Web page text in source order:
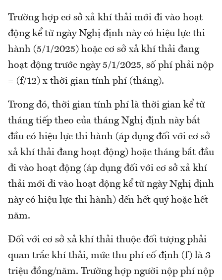
Trường hợp cơ sở xả khí thải mới đi vào hoạt
động kể từ ngày Nghị định này có hiệu lực thi
hành (5/1/2025) hoặc cơ sở xả khí thải đang
hoạt động trước ngày 5/1/2025, số phí phải nộp
= (f/12) x thời gian tính phí (tháng).
Trong đó, thời gian tính phí là thời gian kể từ
tháng tiếp theo của tháng Nghị định này bắt
đầu có hiệu lực thi hành (áp dụng đối với cơ sở
xả khí thải đang hoạt động) hoặc tháng bắt đầu
đi vào hoạt động (áp dụng đối với cơ sở xả khí
thải mới đi vào hoạt động kể từ ngày Nghị định
này có hiệu lực thi hành) đến hết quý hoặc hết
năm.
Đối với cơ sở xả khí thải thuộc đối tượng phải
quan trắc khí thải, mức thu phí cố định (f) là 3
triệu đồng/năm. Trường hợp người nộp phí nộp